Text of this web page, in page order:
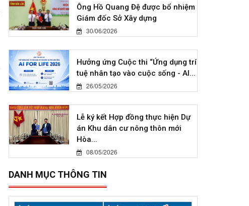
Ông Hồ Quang Đệ được bổ nhiệm
Giám đốc Sở Xây dựng
30/06/2026
Hưởng ứng Cuộc thi “Ứng dụng trí
tuệ nhân tạo vào cuộc sống - AI...
26/05/2026
Lễ ký kết Hợp đồng thực hiện Dự
án Khu dân cư nông thôn mới
Hòa...
08/05/2026
DANH MỤC THÔNG TIN